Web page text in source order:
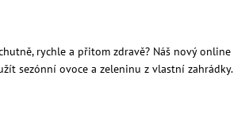
rychle a přitom zdravě? Náš nový online
sezónní ovoce a zeleninu z vlastní zahrádky.